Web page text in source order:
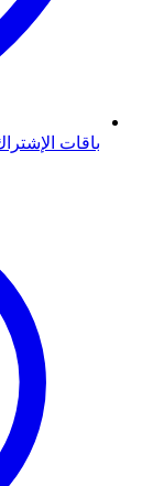
باقات